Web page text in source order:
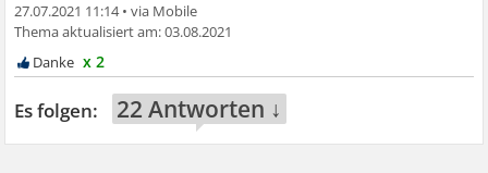
27.07.2021 11:14•
03.08.2021
x 2
22 Antworten ↓